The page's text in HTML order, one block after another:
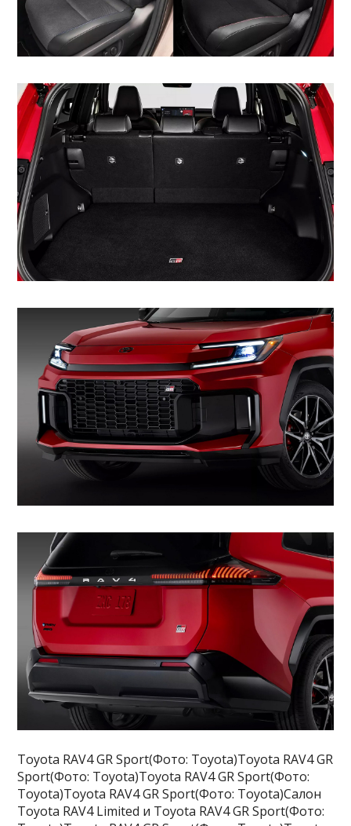
Toyota RAV4 GR Sport(Фото: Toyota)Toyota RAV4 GR
Sport(Фото: Toyota)Toyota RAV4 GR Sport(Фото:
Toyota)Toyota RAV4 GR Sport(Фото: Toyota)Салон
Toyota RAV4 Limited и Toyota RAV4 GR Sport(Фото: